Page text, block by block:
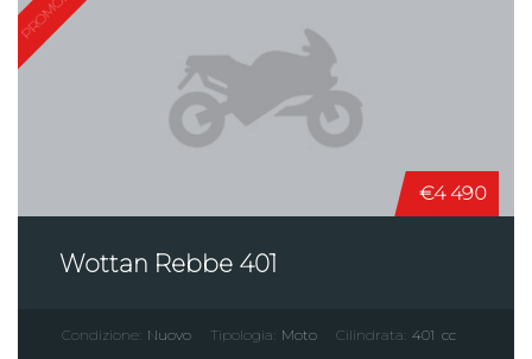
€4 490
Wottan Rebbe 401
Condizione: Nuovo Tipologia: Moto Cilindrata: 401 cc